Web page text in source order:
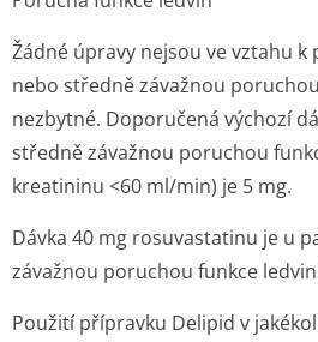
Žádné úpravy nejsou ve vztahu
nebo středně závažnou
nezbytné. Doporučená výchozí
středně závažnou poruchou
kreatininu <60 ml/min) je 5 mg.
Dávka 40 mg rosuvastatinu je u
závažnou poruchou funkce
Použití přípravku Delipid v